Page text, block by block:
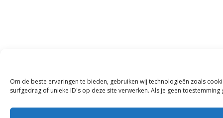
Om de beste ervaringen te bieden, gebruiken wij technologieën zoals
surfgedrag of unieke ID's op deze site verwerken. Als je geen